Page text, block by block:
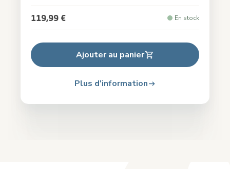
119,99 € En stock
Ajouter au panier
Plus d'information